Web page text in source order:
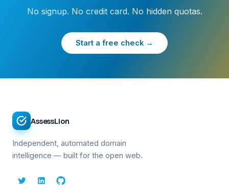
No signup. No credit card. No hidden quotas.
Start a free check →
AssessLion
Independent, automated domain
intelligence — built for the open web.